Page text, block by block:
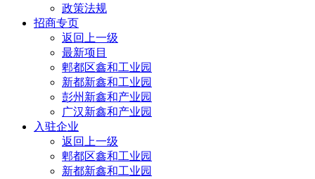
政策法规
招商专页
返回上一级
最新项目
郫都区鑫和工业园
新都新鑫和工业园
彭州新鑫和产业园
广汉新鑫和产业园
入驻企业
返回上一级
郫都区鑫和工业园
新都新鑫和工业园